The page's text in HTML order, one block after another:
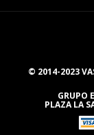
© 2014-2023
GRUPO
PLAZA LA